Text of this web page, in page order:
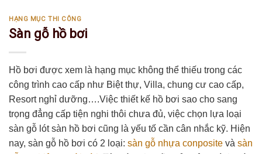
HẠNG MỤC THI CÔNG
Sàn gỗ hồ bơi
Hồ bơi được xem là hạng mục không thể thiếu trong các
công trình cao cấp như Biệt thự, Villa, chung cư cao cấp,
Resort nghỉ dưỡng….Việc thiết kế hồ bơi sao cho sang
trọng đẳng cấp tiện nghi thôi chưa đủ, việc chọn lựa loại
sàn gỗ lót sàn hồ bơi cũng là yếu tố cần cân nhắc kỹ. Hiện
nay, sàn gỗ hồ bơi có 2 loại: sàn gỗ nhựa conposite và sàn